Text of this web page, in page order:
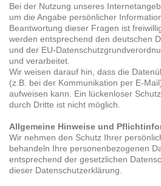
Bei der Nutzung unseres
um die Angabe persönlicher
Beantwortung dieser Fragen ist
werden entsprechend den deutschen
und der EU-
und verarbeitet.
Wir weisen darauf hin, dass die
(z.B. bei der Kommunikation per E-
aufweisen kann. Ein lückenloser
durch Dritte ist nicht möglich.
Allgemeine Hinweise und
Wir nehmen den Schutz Ihrer
behandeln Ihre personenbezogenen
entsprechend der gesetzlichen
dieser Datenschutzerklärung.